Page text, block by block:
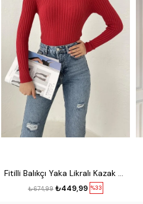
Fitilli Balıkçı Yaka Likralı Kazak Kırmızı
%33
₺449,99
₺674,99